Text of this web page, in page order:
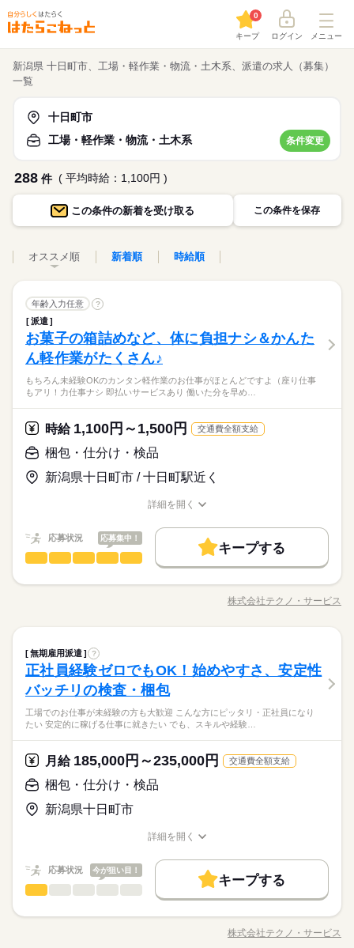
キープ
0
ログイン メニュー
新潟県 十日町市、工場・軽作業・物流・土木系、派遣の求人（募集）
一覧
十日町市
工場・軽作業・物流・土木系
条件変更
288 件 ( 平均時給：1,100円 )
この条件の新着を受け取る この条件を保存
オススメ順 新着順 時給順
年齢入力任意 ?
派遣
お菓子の箱詰めなど、体に負担ナシ＆かんた
ん軽作業がたくさん♪
もちろん未経験OKのカンタン軽作業のお仕事がほとんどですよ（座り仕事
もアリ！力仕事ナシ 即払いサービスあり 働いた分を早め…
時給 1,100円～1,500円 交通費全額支給
梱包・仕分け・検品
新潟県十日町市 / 十日町駅近く
仕事の仕方 ひとりで
にぎやか
業界 その他
豊富なお仕事の中から、ピッタリのお仕事をご案内します。
もちろん未経験OKのカンタン軽作業のお仕事がほとんどですよ
（座り仕事もアリ！力仕事ナシ！）♪
お仕事の特徴
基本特徴
20代活躍
募集条件
大量募集
交通費 即日スタート
勤務地固定
主婦・主夫
履歴書不要 WEB登録
続きを読む
梱包・仕分け・検品
にでるから不安…」 そんな方には おかしの”箱詰め”や”仕分け”の
お仕事が オススメです！ 軽いものをメインに扱うので 体への負
検品・チェック ●梱包・ピッキング ●食品の盛り付け・トッピン
グ ●部品の組み立て・加工 など アナタの希望に合ったお仕事
を お探しします！ 「自宅の近く」「座り作業」など なんでもご
相談ください。 まずはお気軽にご応募ください。
応募資格
◆男女スタッフ活躍中！ 経験を活かしたい方も大歓迎！ お持ち
の免許・資格を活かした お仕事を紹介いたします！ 20代～50代
け持ち（Wワーク）不可
続きを読む
給与 時給 1,100円～1,500円
の給与の一部を、給料日前に受け取れます。 スマホでカンタン
です。 ※最短5日後から受け取り可能 ※給与は原則【月末締め
／翌月25日払い】 ※当社規定あり ◆深夜手当アリ 22時～翌5
時に働いた場合は時給25％UP ◆残業代支給 勤務時間が8hを超
続きを読む
応募する
詳細を開く
応募状況 応募集中！
キープする
給与/時間/休日
仕事の仕方
職場の様子 しずか
業界 その他
豊富なお仕事の中から、ピッタリのお仕事をご案内します。
（座り仕事もアリ！力仕事ナシ！）♪
未経験OK 新卒・第二 20代活躍 30代活躍
40代活躍
職種 梱包・仕分け・検品
「カンタンなお仕事からはじめていきたい」 「久しぶりに働き
にでるから不安…」 そんな方には おかしの”箱詰め”や”仕分け”の
お仕事が オススメです！ 軽いものをメインに扱うので 体への負
担は少なめ。 作業は同じことを繰り返し行うので 未経験からで
もすぐにできるようになりますよ。 ＜その他にも…＞ ●商品の
検品・チェック ●梱包・ピッキング ●食品の盛り付け・トッピン
グ ●部品の組み立て・加工 など アナタの希望に合ったお仕事
を お探しします！ 「自宅の近く」「座り作業」など なんでもご
相談ください。 まずはお気軽にご応募ください。
◆男女スタッフ活躍中！ 経験を活かしたい方も大歓迎！ お持ち
と幅広い年齢の方が、 様々な職場で活躍中です！ ※お仕事の掛
給与 時給 1,100円～1,500円
◆即払いサービスあり ＼ 働いた分を早めにGET！ ／ 働いた分
の給与の一部を、給料日前に受け取れます。 スマホでカンタン
株式会社テクノ・サービス
無期雇用派遣 ?
正社員経験ゼロでもOK！始めやすさ、安定性
バッチリの検査・梱包
工場でのお仕事が未経験の方も大歓迎 こんな方にピッタリ・正社員になり
たい 安定的に稼げる仕事に就きたい でも、スキルや経験…
月給 185,000円～235,000円 交通費全額支給
梱包・仕分け・検品
新潟県十日町市
男女の割合 男性
みんなで
梱包・仕分け・検品
かんたんなお仕事などが中心。 （そのほか、組立や加工なども
あります！） 覚えやすいルーティンワークばかりなので 未経験
詳細を開く
応募状況 今が狙い目！
キープする
給与/時間/休日
株式会社テクノ・サービス